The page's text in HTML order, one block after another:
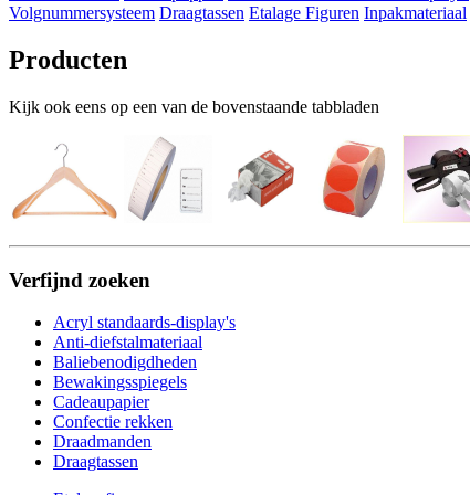
Volgnummersysteem Draagtassen Etalage Figuren Inpakmateriaal
Producten
Kijk ook eens op een van de bovenstaande tabbladen
Verfijnd zoeken
Acryl standaards-display's
Anti-diefstalmateriaal
Baliebenodigdheden
Bewakingsspiegels
Cadeaupapier
Confectie rekken
Draadmanden
Draagtassen